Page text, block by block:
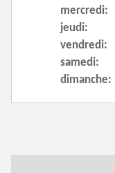
mercredi:
jeudi:
vendredi:
samedi:
dimanche: